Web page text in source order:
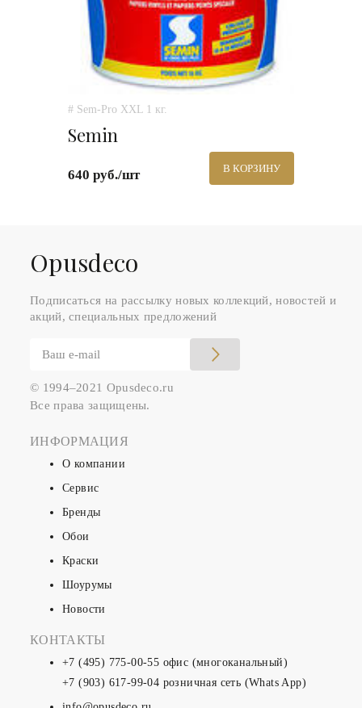
# Sem-Pro XXL 1 кг.
Semin
640 руб./шт В КОРЗИНУ
Оpusdeco
Подписаться на рассылку новых коллекций, новостей и
акций, специальных предложений
© 1994–2021 Opusdeco.ru
Все права защищены.
ИНФОРМАЦИЯ
О компании
Сервис
Бренды
Обои
Краски
Шоурумы
Новости
КОНТАКТЫ
+7 (495) 775-00-55 офис (многоканальный)
+7 (903) 617-99-04 розничная сеть (Whats App)